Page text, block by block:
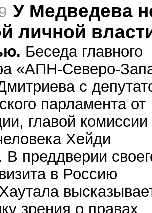
У Медведева
личной
Беседа главного
«АПН-Северо-
с
парламента от
главой комиссии
Хейди
В преддверии
в Россию
зрения о правах